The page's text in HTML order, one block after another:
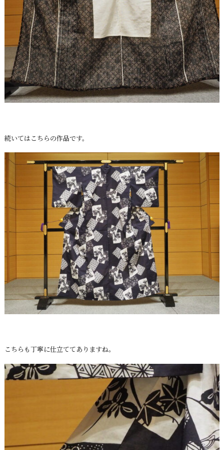
続いてはこちらの作品です。
こちらも丁寧に仕立ててありますね。